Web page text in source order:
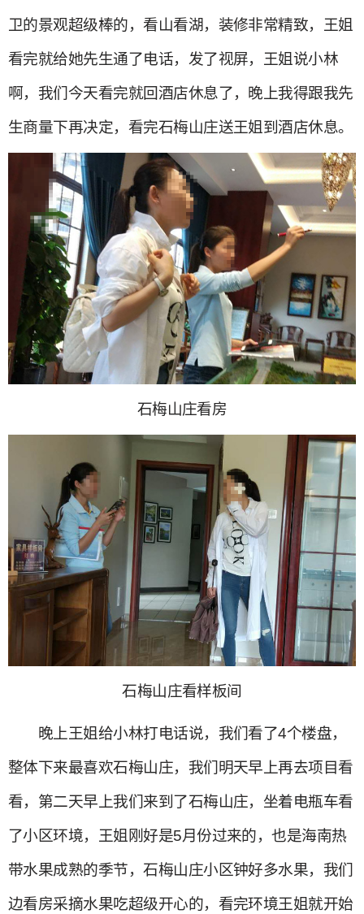
卫的景观超级棒的，看山看湖，装修非常精致，王姐
看完就给她先生通了电话，发了视屏，王姐说小林
啊，我们今天看完就回酒店休息了，晚上我得跟我先
生商量下再决定，看完石梅山庄送王姐到酒店休息。
石梅山庄看房
石梅山庄看样板间
晚上王姐给小林打电话说，我们看了4个楼盘，
整体下来最喜欢石梅山庄，我们明天早上再去项目看
看，第二天早上我们来到了石梅山庄，坐着电瓶车看
了小区环境，王姐刚好是5月份过来的，也是海南热
带水果成熟的季节，石梅山庄小区钟好多水果，我们
边看房采摘水果吃超级开心的，看完环境王姐就开始